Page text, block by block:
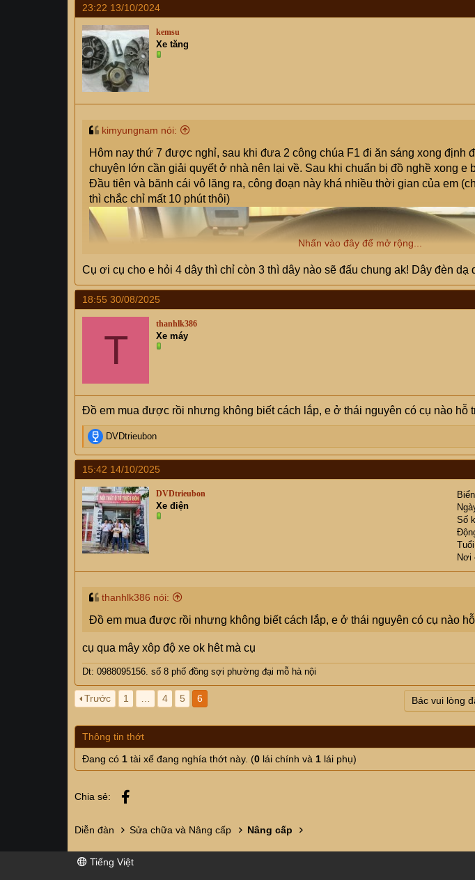
23:22 13/10/2024
kemsu
Xe tăng
kimyungnam nói:
Hôm nay thứ 7 được nghỉ, sau khi đưa 2 công chúa F1 đi ăn sáng xong định
chuyện lớn cần giải quyết ở nhà nên lại về. Sau khi chuẩn bị đồ nghề xong e
Đầu tiên và bănh cái vô lăng ra, công đoạn này khá nhiều thời gian của em
thì chắc chỉ mất 10 phút thôi)
Trước khi tháo thì e đã tháo cọc bình vì 2 lý do:
- Tránh động chạm làm nổ túi khí
- Chẳng may ấn vào nút còi hàng xóm nó tưởng mình ...
Còn đây là hàng chuẩn bị sẵn
Nhấn vào đây để mở rộng...
Cụ ơi cụ cho e hỏi 4 dây thì chỉ còn 3 thì dây nào sẽ đấu chung ak! Dây đèn dạ
18:55 30/08/2025
T
thanhlk386
Xe máy
Đồ em mua được rồi nhưng không biết cách lắp, e ở thái nguyên có cụ nào hỗ
R
e
a
c
t
i
o
n
s
:
DVDtrieubon
15:42 14/10/2025
DVDtrieubon
Xe điện
Số
Tuổi
Nơi
thanhlk386 nói:
Đồ em mua được rồi nhưng không biết cách lắp, e ở thái nguyên có cụ nào
cụ qua mây xôp độ xe ok hêt mà cụ
Dt: 0988095156. số 8 phố đồng sợi phường đại mỗ hà nội
Trước 1 … 4 5 6 Bác vui lòng
Thông tin thớt
Đang có 1 tài xế đang nghía thớt này. (0 lái chính và 1 lái phụ)
Chia sẻ:
Diễn đàn Sửa chữa và Nâng cấp Nâng cấp
Tiếng Việt